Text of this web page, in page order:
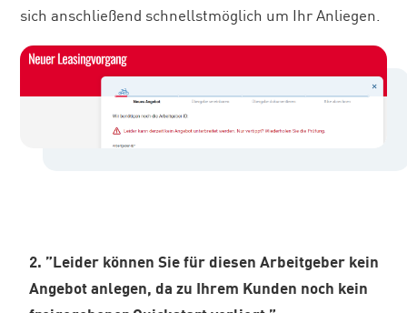
sich anschließend schnellstmöglich um Ihr Anliegen.
2. ”Leider können Sie für diesen Arbeitgeber kein
Angebot anlegen, da zu Ihrem Kunden noch kein